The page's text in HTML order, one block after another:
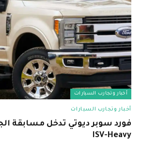
أخبار وتجارب السيارات
أخبار وتجارب السيارات
فورد سوبر ديوتي تدخل مسابقة
ISV-Heavy